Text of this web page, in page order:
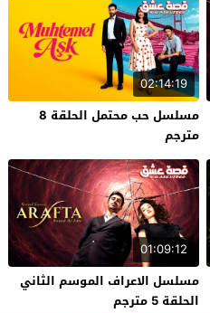
02:14:19
مسلسل حب محتمل الحلقة 8
مترجم
01:09:12
مسلسل الاعراف الموسم الثاني
الحلقة 5 مترجم